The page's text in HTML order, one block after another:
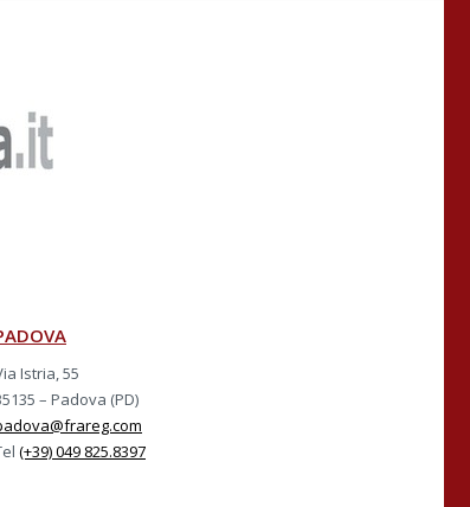
Istria, 55
– Padova (PD)
(+39) 049 825.8397